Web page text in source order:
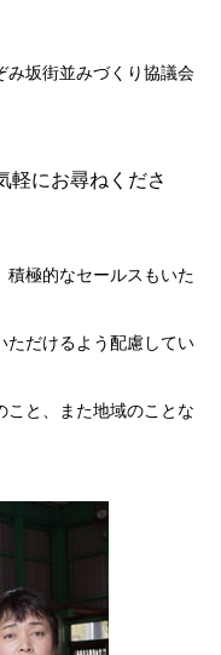
み坂街並みづくり協議会
軽にお尋ねくださ
積極的なセールスもいた
ただけるよう配慮してい
こと、また地域のことな